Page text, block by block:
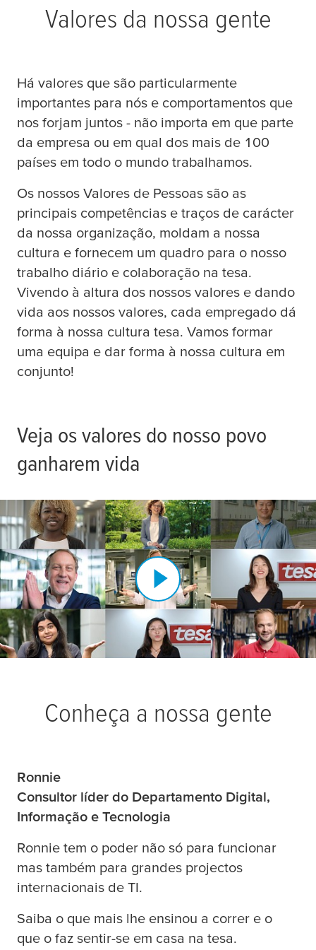
Itália (2)
Vietname (2)
Hai Phong - tesa Site Haiphong Co., Ltd (1)
Hamburg - tesa Werk Hamburg GmbH (23)
Hanoi - tesa Vietnam Limited (1)
Offenburg - tesa Werk Offenburg GmbH (12)
Poznań - tesa tape Sp. z o.o. (1)
Praha - tesa tape s.r.o. (3)
Seoul - tesa tape Korea Ltd. (1)
Shanghai - tesa tape (Shanghai) Co., Ltd. (3)
Sparta - tesa Plant Sparta (6)
Suzhou - tesa Site Suzhou (1)
Suzhou - tesa tape (Shanghai) Co., Ltd. (1)
Trabalhador estudante (16)
Contabilidade & Controlo (9)
Engenharia de Processos (12)
Formação Profissional (15)
Gerenciamento de instalações (2)
Gestão da Qualidade (1)
Investigação e Desenvolvimento (13)
Marketing e Comunicações (5)
Produção (12)
Sustentabilidade (1)
Tecnologia da Informação (3)
Valores da nossa gente
Há valores que são particularmente
importantes para nós e comportamentos que
nos forjam juntos - não importa em que parte
da empresa ou em qual dos mais de 100
países em todo o mundo trabalhamos.
Os nossos Valores de Pessoas são as
principais competências e traços de carácter
da nossa organização, moldam a nossa
cultura e fornecem um quadro para o nosso
trabalho diário e colaboração na tesa.
Vivendo à altura dos nossos valores e dando
vida aos nossos valores, cada empregado dá
forma à nossa cultura tesa. Vamos formar
uma equipa e dar forma à nossa cultura em
conjunto!
Veja os valores do nosso povo
ganharem vida
Conheça a nossa gente
Ronnie
Consultor líder do Departamento Digital,
Informação e Tecnologia
Ronnie tem o poder não só para funcionar
mas também para grandes projectos
internacionais de TI.
Saiba o que mais lhe ensinou a correr e o
que o faz sentir-se em casa na tesa.